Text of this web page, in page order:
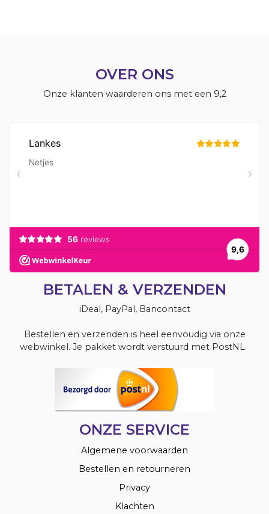
OVER ONS
Onze klanten waarderen ons met een 9,2
BETALEN & VERZENDEN
iDeal, PayPal, Bancontact
Bestellen en verzenden is heel eenvoudig via onze
webwinkel. Je pakket wordt verstuurd met PostNL.
ONZE SERVICE
Algemene voorwaarden
Bestellen en retourneren
Privacy
Klachten